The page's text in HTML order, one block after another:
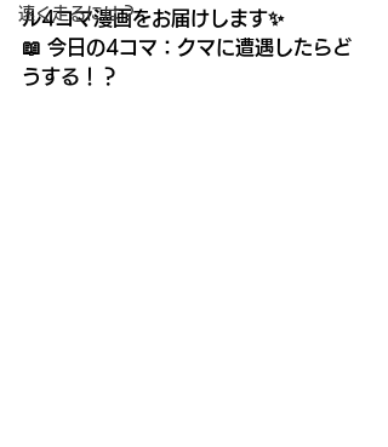
速く走るには？
ル4コマ漫画をお届けします✨
📖 今日の4コマ：クマに遭遇したらど
うする！？